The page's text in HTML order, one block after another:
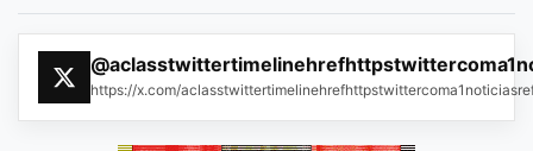
https://x.com/